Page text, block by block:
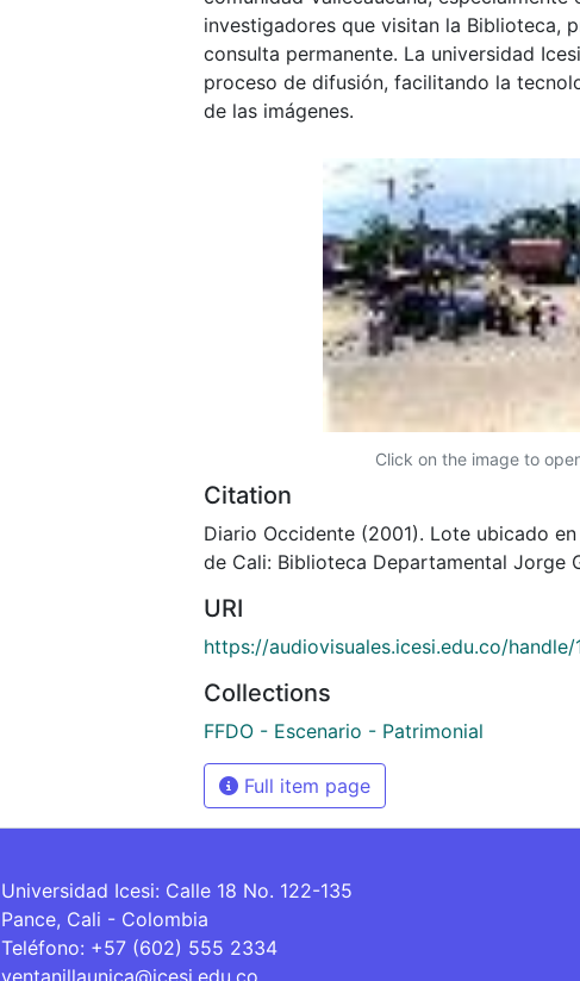
investigadores que visitan la Biblioteca,
consulta permanente. La universidad
proceso de difusión, facilitando la
de las imágenes.
Click on the image to
Citation
Diario Occidente (2001). Lote ubicado
de Cali: Biblioteca Departamental Jorge
URI
https://audiovisuales.icesi.edu.co/
Collections
FFDO - Escenario - Patrimonial
Full item page
Universidad Icesi: Calle 18 No. 122-135
Pance, Cali - Colombia
Teléfono: +57 (602) 555 2334
ventanillaunica@icesi.edu.co